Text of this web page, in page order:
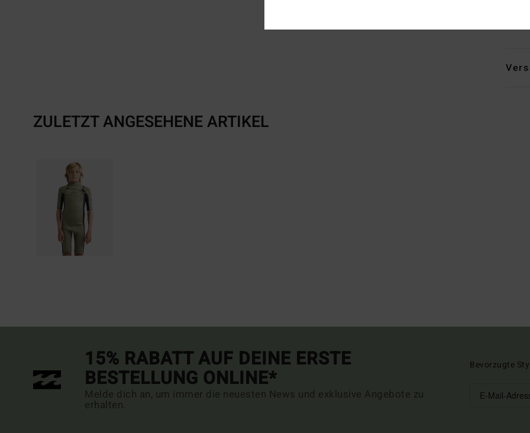
13
ZULETZT ANGESEHENE ARTIKEL
15% RABATT AUF DEINE ERSTE
BESTELLUNG ONLINE*
Melde dich an, um immer die neuesten News und exklusive Angebote zu
erhalten.
Bevorzugte